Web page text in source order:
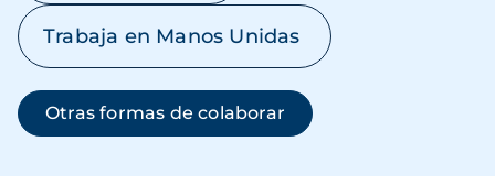
Trabaja en Manos Unidas
Otras formas de colaborar